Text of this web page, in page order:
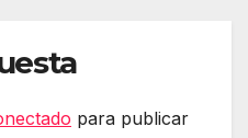
para publicar